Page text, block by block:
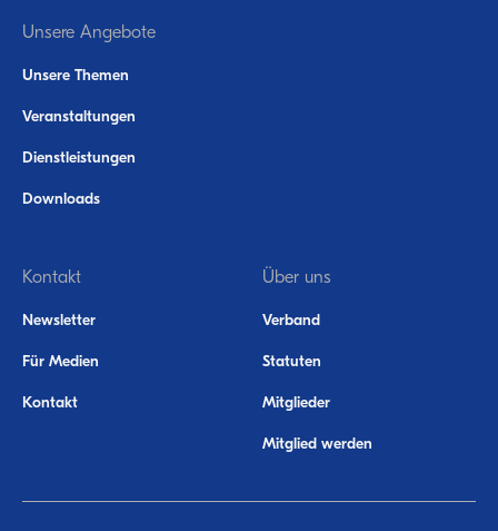
Unsere Angebote
Unsere Themen
Veranstaltungen
Dienstleistungen
Downloads
Über uns
Verband
Statuten
Mitglieder
Mitglied werden
Kontakt
Newsletter
Für Medien
Kontakt